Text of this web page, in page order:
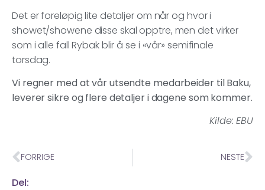
Det er foreløpig lite detaljer om når og hvor i
showet/showene disse skal opptre, men det virker
som i alle fall Rybak blir å se i «vår» semifinale
torsdag.
Vi regner med at vår utsendte medarbeider til Baku,
leverer sikre og flere detaljer i dagene som kommer.
Kilde: EBU
FORRIGE NESTE
Del: